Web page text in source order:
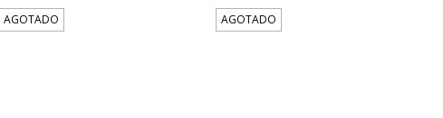
AGOTADO AGOTADO